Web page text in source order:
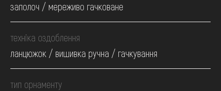
заполоч / мереживо гачковане
техніка оздоблення
ланцюжок / вишивка ручна / гачкування
тип орнаменту